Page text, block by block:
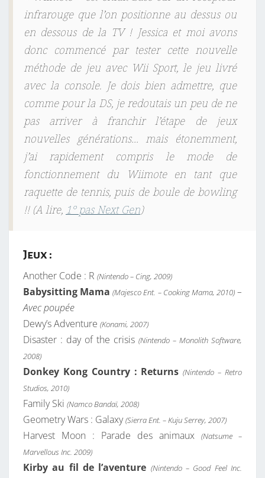
infrarouge que l’on positionne au dessus ou
en dessous de la TV ! Jessica et moi avons
donc commencé par tester cette nouvelle
méthode de jeu avec Wii Sport, le jeu livré
avec la console. Je dois bien admettre, que
comme pour la DS, je redoutais un peu de ne
pas arriver à franchir l’étape de jeux
nouvelles générations… mais étonemment,
j’ai rapidement compris le mode de
fonctionnement du Wiimote en tant que
raquette de tennis, puis de boule de bowling
!! (A lire,1° pas Next Gen)
Jeux :
Another Code : R (Nintendo – Cing, 2009)
Babysitting Mama (Majesco Ent. – Cooking Mama, 2010)–
Avec poupée
Dewy’s Adventure (Konami, 2007)
Disaster : day of the crisis (Nintendo – Monolith Software,
2008)
Donkey Kong Country : Returns(Nintendo – Retro
Studios, 2010)
Family Ski (Namco Bandaï, 2008)
Geometry Wars : Galaxy(Sierra Ent. – Kuju Serrey, 2007)
Harvest Moon : Parade des animaux
(Natsume –
Marvellous Inc. 2009)
Kirby au fil de l’aventure (Nintendo – Good Feel Inc.